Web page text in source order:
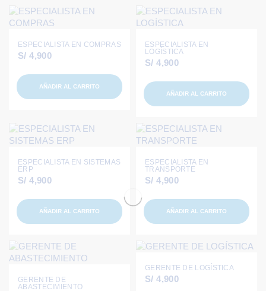
ESPECIALISTA EN COMPRAS
S/ 4,900
AÑADIR AL CARRITO
ESPECIALISTA EN
LOGÍSTICA
S/ 4,900
AÑADIR AL CARRITO
ESPECIALISTA EN SISTEMAS
ERP
S/ 4,900
AÑADIR AL CARRITO
ESPECIALISTA EN
TRANSPORTE
S/ 4,900
AÑADIR AL CARRITO
GERENTE DE
ABASTECIMIENTO
GERENTE DE LOGÍSTICA
S/ 4,900